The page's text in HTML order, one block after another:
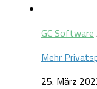
GC Software
Mehr
25. März